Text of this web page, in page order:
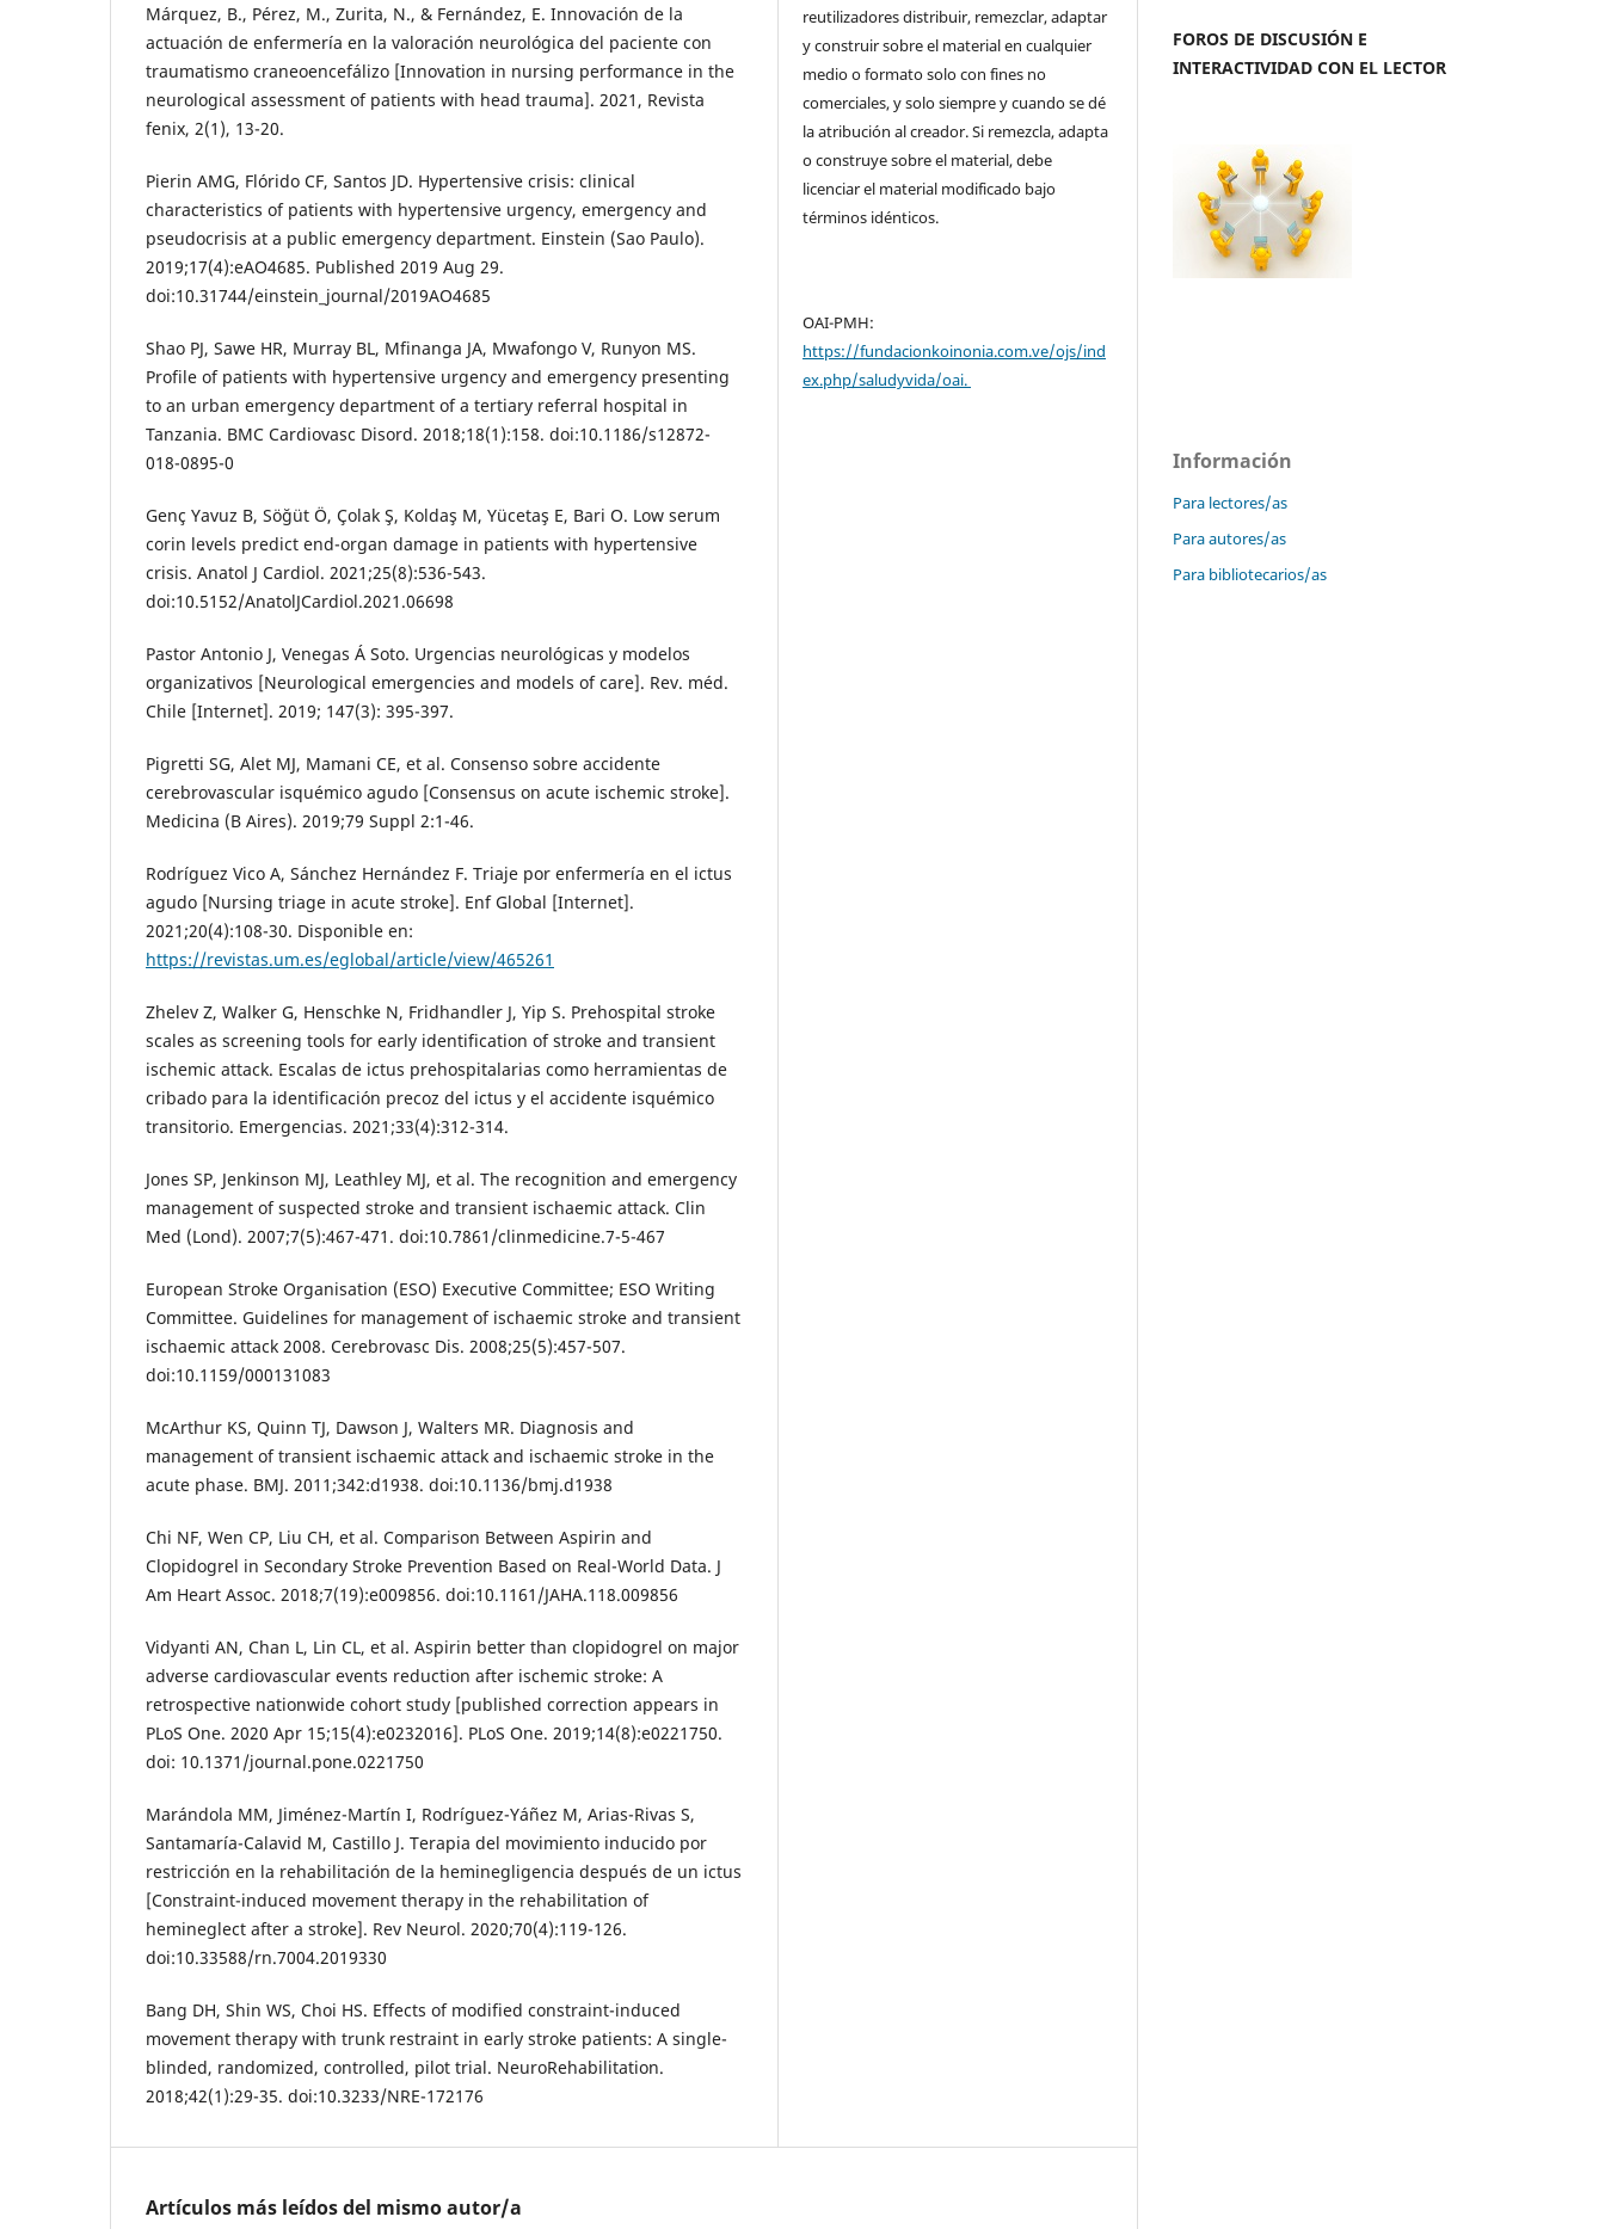
Márquez, B., Pérez, M., Zurita, N., & Fernández, E. Innovación de la
actuación de enfermería en la valoración neurológica del paciente con
traumatismo craneoencefálizo [Innovation in nursing performance in the
neurological assessment of patients with head trauma]. 2021, Revista
fenix, 2(1), 13-20.
Pierin AMG, Flórido CF, Santos JD. Hypertensive crisis: clinical
characteristics of patients with hypertensive urgency, emergency and
pseudocrisis at a public emergency department. Einstein (Sao Paulo).
2019;17(4):eAO4685. Published 2019 Aug 29.
doi:10.31744/einstein_journal/2019AO4685
Shao PJ, Sawe HR, Murray BL, Mfinanga JA, Mwafongo V, Runyon MS.
Profile of patients with hypertensive urgency and emergency presenting
to an urban emergency department of a tertiary referral hospital in
Tanzania. BMC Cardiovasc Disord. 2018;18(1):158. doi:10.1186/s12872-
018-0895-0
Genç Yavuz B, Söğüt Ö, Çolak Ş, Koldaş M, Yücetaş E, Bari O. Low serum
corin levels predict end-organ damage in patients with hypertensive
crisis. Anatol J Cardiol. 2021;25(8):536-543.
doi:10.5152/AnatolJCardiol.2021.06698
Pastor Antonio J, Venegas Á Soto. Urgencias neurológicas y modelos
organizativos [Neurological emergencies and models of care]. Rev. méd.
Chile [Internet]. 2019; 147(3): 395-397.
Pigretti SG, Alet MJ, Mamani CE, et al. Consenso sobre accidente
cerebrovascular isquémico agudo [Consensus on acute ischemic stroke].
Medicina (B Aires). 2019;79 Suppl 2:1-46.
Rodríguez Vico A, Sánchez Hernández F. Triaje por enfermería en el ictus
agudo [Nursing triage in acute stroke]. Enf Global [Internet].
2021;20(4):108-30. Disponible en:
https://revistas.um.es/eglobal/article/view/465261
Zhelev Z, Walker G, Henschke N, Fridhandler J, Yip S. Prehospital stroke
scales as screening tools for early identification of stroke and transient
ischemic attack. Escalas de ictus prehospitalarias como herramientas de
cribado para la identificación precoz del ictus y el accidente isquémico
transitorio. Emergencias. 2021;33(4):312-314.
Jones SP, Jenkinson MJ, Leathley MJ, et al. The recognition and emergency
management of suspected stroke and transient ischaemic attack. Clin
Med (Lond). 2007;7(5):467-471. doi:10.7861/clinmedicine.7-5-467
European Stroke Organisation (ESO) Executive Committee; ESO Writing
Committee. Guidelines for management of ischaemic stroke and transient
ischaemic attack 2008. Cerebrovasc Dis. 2008;25(5):457-507.
doi:10.1159/000131083
McArthur KS, Quinn TJ, Dawson J, Walters MR. Diagnosis and
management of transient ischaemic attack and ischaemic stroke in the
acute phase. BMJ. 2011;342:d1938. doi:10.1136/bmj.d1938
Chi NF, Wen CP, Liu CH, et al. Comparison Between Aspirin and
Clopidogrel in Secondary Stroke Prevention Based on Real-World Data. J
Am Heart Assoc. 2018;7(19):e009856. doi:10.1161/JAHA.118.009856
Vidyanti AN, Chan L, Lin CL, et al. Aspirin better than clopidogrel on major
adverse cardiovascular events reduction after ischemic stroke: A
retrospective nationwide cohort study [published correction appears in
PLoS One. 2020 Apr 15;15(4):e0232016]. PLoS One. 2019;14(8):e0221750.
doi: 10.1371/journal.pone.0221750
Marándola MM, Jiménez-Martín I, Rodríguez-Yáñez M, Arias-Rivas S,
Santamaría-Calavid M, Castillo J. Terapia del movimiento inducido por
restricción en la rehabilitación de la heminegligencia después de un ictus
[Constraint-induced movement therapy in the rehabilitation of
hemineglect after a stroke]. Rev Neurol. 2020;70(4):119-126.
doi:10.33588/rn.7004.2019330
Bang DH, Shin WS, Choi HS. Effects of modified constraint-induced
movement therapy with trunk restraint in early stroke patients: A single-
blinded, randomized, controlled, pilot trial. NeuroRehabilitation.
2018;42(1):29-35. doi:10.3233/NRE-172176
reutilizadores distribuir, remezclar, adaptar
y construir sobre el material en cualquier
medio o formato solo con fines no
comerciales, y solo siempre y cuando se dé
la atribución al creador. Si remezcla, adapta
o construye sobre el material, debe
licenciar el material modificado bajo
términos idénticos.
OAI-PMH:
https://fundacionkoinonia.com.ve/ojs/ind
ex.php/saludyvida/oai.
Artículos más leídos del mismo autor/a
FOROS DE DISCUSIÓN E
INTERACTIVIDAD CON EL LECTOR
Información
Para lectores/as
Para autores/as
Para bibliotecarios/as